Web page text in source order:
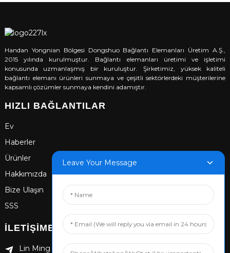
Handan Yongnian Bölgesi Dongshuo Bağlantı Elemanları Üretim A.Ş.,
2015 yılında kurulmuştur. Bağlantı elemanları üretimi ve işletimi
konusunda uzmanlaşmış bir kuruluştur. Şirketimiz, yüksek kaliteli
bağlantı elemanı ürünleri sunmaya ve çeşitli sektörlerdeki müşterilerine
kapsamlı çözümler sunmaya kendini adamıştır.
HIZLI BAĞLANTILAR
Ev
Haberler
Ürünler
Hakkımızda
Bize Ulaşın
SSS
İLETIŞIME GEÇIN
Lin Ming Guan Zhen Dong Ming Yang Cun Nan, Handan
Leave Your Message